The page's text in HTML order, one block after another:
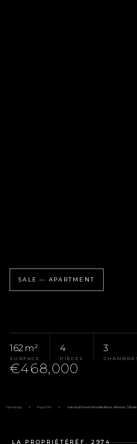
SALE — APARTMENT
162 m²
SURFACE
4
PIÈCES
3
€468,000
Homepage Pays D'Aix Sale Apartment Marseille 8ème, 4 Rooms, 3
LA PROPRIÉTÉ RÉF. 2974